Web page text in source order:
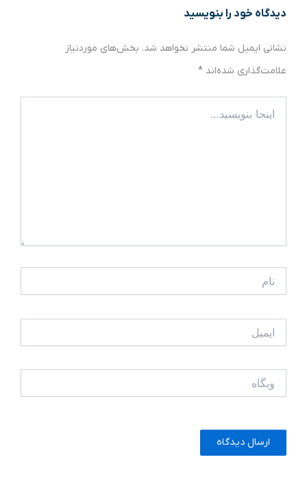
دیدگاه‌ خود را بنویسید
نشانی ایمیل شما منتشر نخواهد شد. بخش‌های موردنیاز
علامت‌گذاری شده‌اند *
بنویسید…